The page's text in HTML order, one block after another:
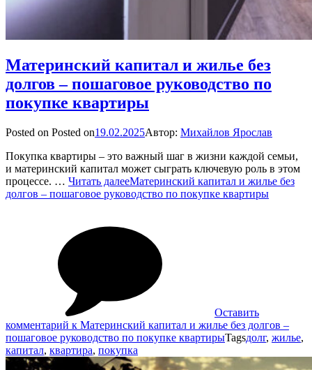
Материнский капитал и жилье без
долгов – пошаговое руководство по
покупке квартиры
Posted on Posted on19.02.2025Автор: Михайлов Ярослав
Покупка квартиры – это важный шаг в жизни каждой семьи,
и материнский капитал может сыграть ключевую роль в этом
процессе. … Читать далееМатеринский капитал и жилье без
долгов – пошаговое руководство по покупке квартиры
Оставить
комментарий к Материнский капитал и жилье без долгов –
пошаговое руководство по покупке квартирыTagsдолг, жилье,
капитал, квартира, покупка